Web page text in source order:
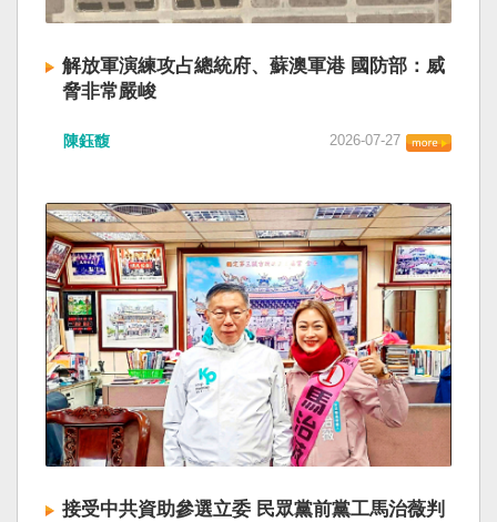
解放軍演練攻占總統府、蘇澳軍港 國防部：威
脅非常嚴峻
陳鈺馥 2026-07-27
接受中共資助參選立委 民眾黨前黨工馬治薇判